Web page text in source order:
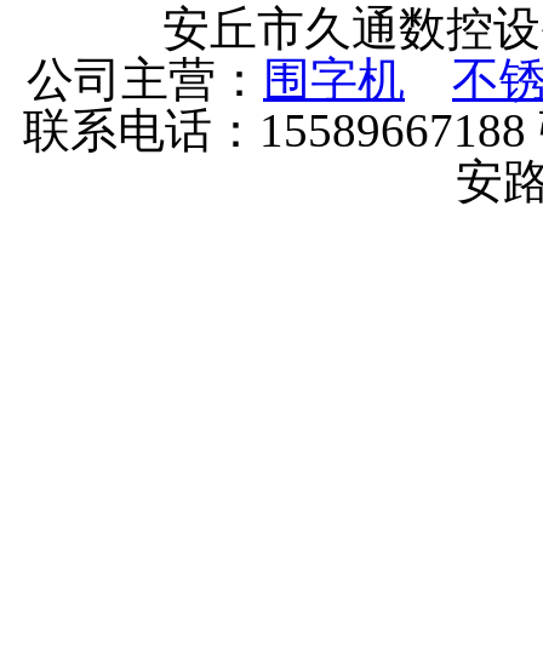
安丘市久通数控
公司主营： 围字机
不
联系电话：
安